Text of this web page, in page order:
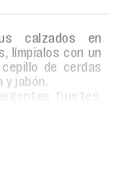
calzados en
límpialos con un
de cerdas
y jabón.
fuertes,
siempre bajo